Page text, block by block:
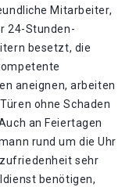
Mitarbeiter,
24-Stunden-
besetzt, die
aneignen, arbeiten
ohne Schaden
an Feiertagen
rund um die Uhr
sehr
benötigen,